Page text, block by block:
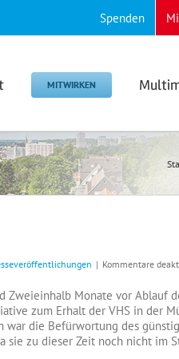
Spenden
MITWIRKEN
| Kommentare
Zweieinhalb Monate vor Ablauf
zum Erhalt der VHS in der
war die Befürwortung des
sie zu dieser Zeit noch nicht im